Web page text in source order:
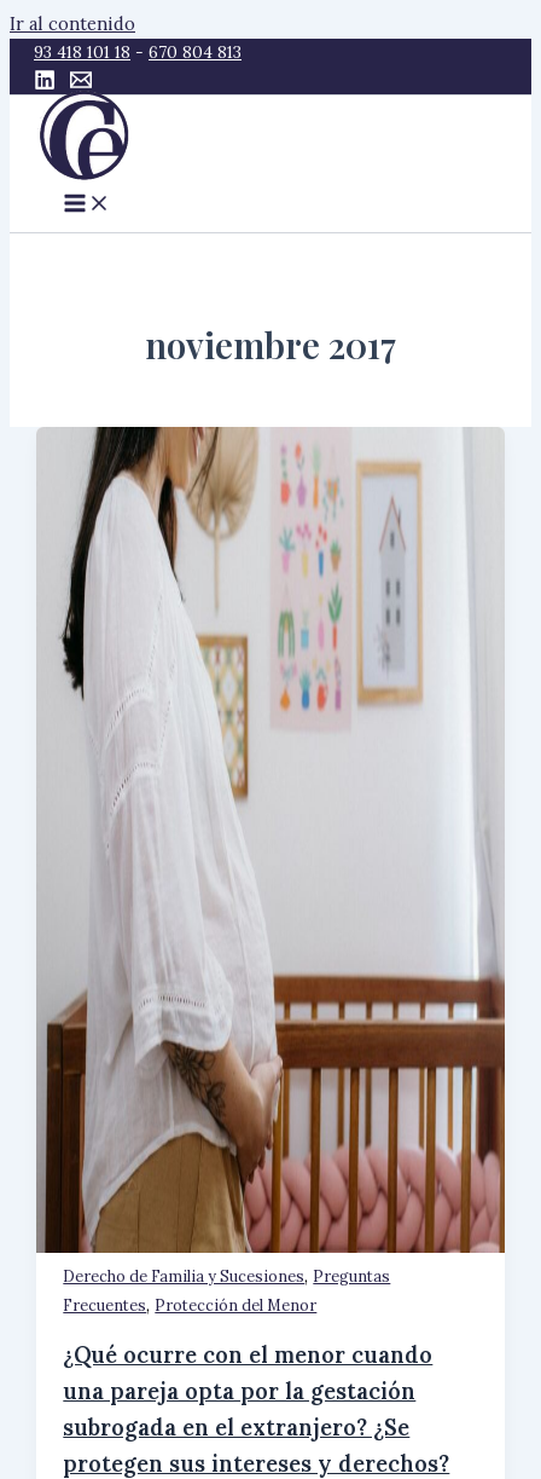
Ir al contenido
93 418 101 18 - 670 804 813
noviembre 2017
Derecho de Familia y Sucesiones, Preguntas
Frecuentes, Protección del Menor
¿Qué ocurre con el menor cuando
una pareja opta por la gestación
subrogada en el extranjero? ¿Se
protegen sus intereses y derechos?